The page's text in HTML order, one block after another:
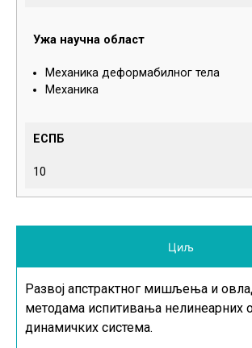
Ужа научна област
Механика деформабилног тела
Механика
ЕСПБ
10
Циљ
Развој апстрактног мишљења и
методама испитивања нелинеарних
динамичких система.